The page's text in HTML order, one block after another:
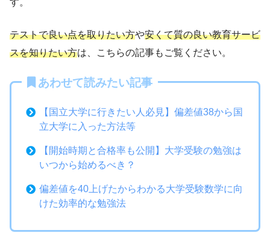
す。
テストで良い点を取りたい方や安くて質の良い教育サービ
スを知りたい方は、こちらの記事もご覧ください。
あわせて読みたい記事
【国立大学に行きたい人必見】偏差値38から国
立大学に入った方法等
【開始時期と合格率も公開】大学受験の勉強は
いつから始めるべき？
偏差値を40上げたからわかる大学受験数学に向
けた効率的な勉強法